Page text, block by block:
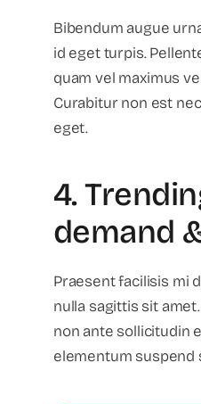
Bibendum augue
id eget turpis.
quam vel maximus
Curabitur non est
eget.
4.
demand
Praesent facilisis mi
nulla sagittis sit
non ante sollicitudin
elementum suspend